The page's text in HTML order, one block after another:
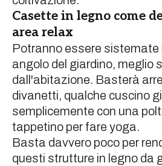
Casette in legno come
area relax
Potranno essere sistemate
angolo del giardino, meglio
dall'abitazione. Basterà
divanetti, qualche cuscino
semplicemente con una
tappetino per fare yoga.
Basta davvero poco per
questi strutture in legno da